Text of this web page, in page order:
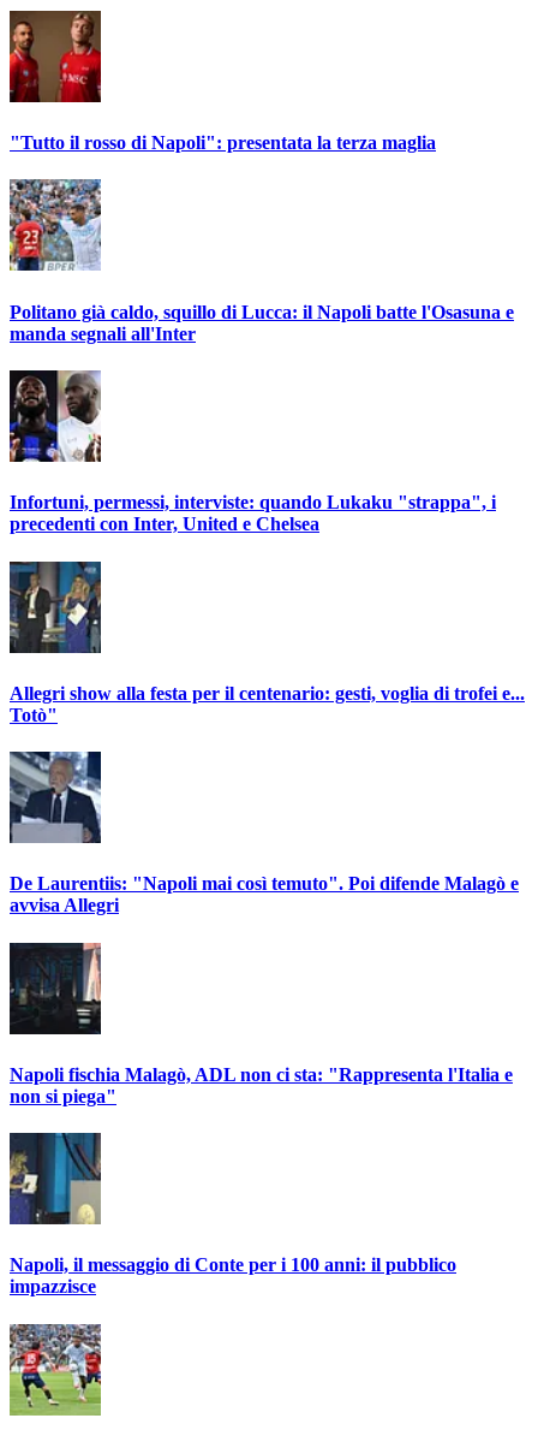
"Tutto il rosso di Napoli": presentata la terza maglia
Politano già caldo, squillo di Lucca: il Napoli batte l'Osasuna e
manda segnali all'Inter
Infortuni, permessi, interviste: quando Lukaku "strappa", i
precedenti con Inter, United e Chelsea
Allegri show alla festa per il centenario: gesti, voglia di trofei e...
Totò"
De Laurentiis: "Napoli mai così temuto". Poi difende Malagò e
avvisa Allegri
Napoli fischia Malagò, ADL non ci sta: "Rappresenta l'Italia e
non si piega"
Napoli, il messaggio di Conte per i 100 anni: il pubblico
impazzisce